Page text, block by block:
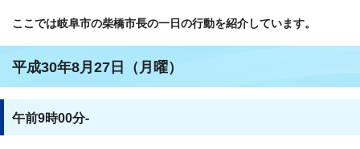
ここでは岐阜市の柴橋市長の一日の行動を紹介しています。
平成30年8月27日（月曜）
午前9時00分-